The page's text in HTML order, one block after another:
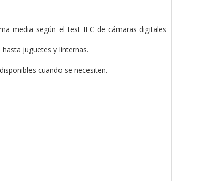
media según el test IEC de cámaras digitales
juguetes y linternas.
cuando se necesiten.